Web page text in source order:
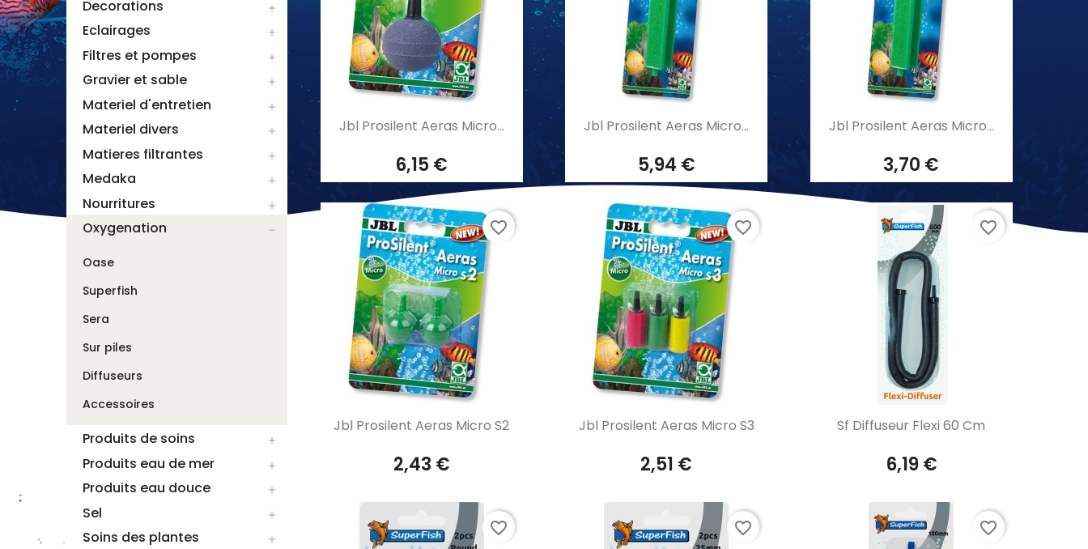
Decorations 
Eclairages 
Filtres et pompes 
Gravier et sable 
Materiel d'entretien 
Materiel divers 
Matieres filtrantes 
Medaka 
Nourritures 
Oxygenation 
Oase
Superfish
Sera
Sur piles
Diffuseurs
Accessoires
Produits de soins 
Produits eau de mer 
Produits eau douce 
Sel 
Soins des plantes 
Aperçu rapide
Jbl Prosilent Aeras Micro...
6,15 €
Aperçu rapide
Jbl Prosilent Aeras Micro...
5,94 €
Aperçu rapide
Jbl Prosilent Aeras Micro...
3,70 €
Aperçu rapide
Jbl Prosilent Aeras Micro S2
2,43 €
favorite_border
Aperçu rapide
Jbl Prosilent Aeras Micro S3
2,51 €
favorite_border
Aperçu rapide
Sf Diffuseur Flexi 60 Cm
6,19 €
favorite_border
favorite_border favorite_border favorite_border